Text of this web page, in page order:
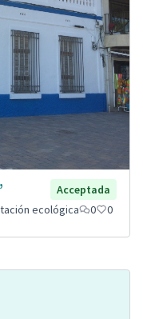
Acceptada
ecológica 0 0